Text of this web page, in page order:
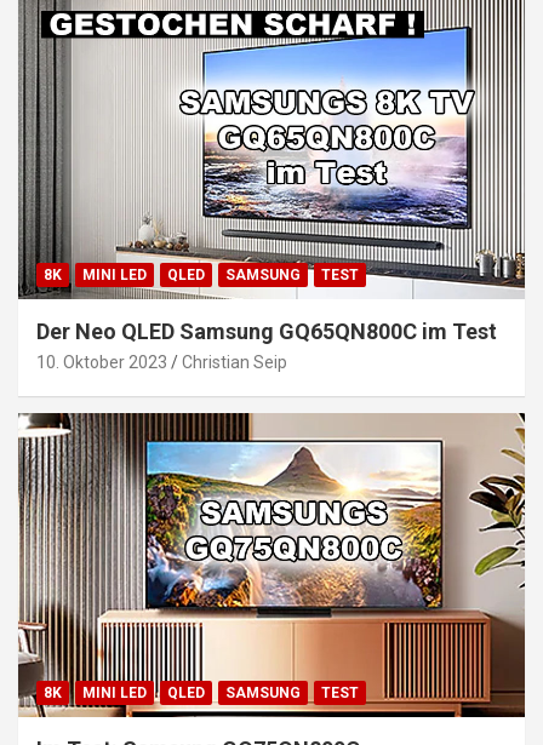
8K MINI LED QLED SAMSUNG TEST
Der Neo QLED Samsung GQ65QN800C im Test
10. Oktober 2023 Christian Seip
8K MINI LED QLED SAMSUNG TEST